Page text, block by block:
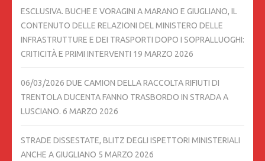
ESCLUSIVA. BUCHE E VORAGINI A MARANO E GIUGLIANO, IL
CONTENUTO DELLE RELAZIONI DEL MINISTERO DELLE
INFRASTRUTTURE E DEI TRASPORTI DOPO I SOPRALLUOGHI:
CRITICITÀ E PRIMI INTERVENTI 19 MARZO 2026
06/03/2026 DUE CAMION DELLA RACCOLTA RIFIUTI DI
TRENTOLA DUCENTA FANNO TRASBORDO IN STRADA A
LUSCIANO. 6 MARZO 2026
STRADE DISSESTATE, BLITZ DEGLI ISPETTORI MINISTERIALI
ANCHE A GIUGLIANO 5 MARZO 2026